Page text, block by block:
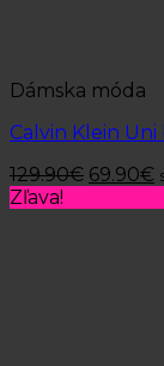
Dámska móda
Calvin Klein
129.90€ 69.90€
Zľava!